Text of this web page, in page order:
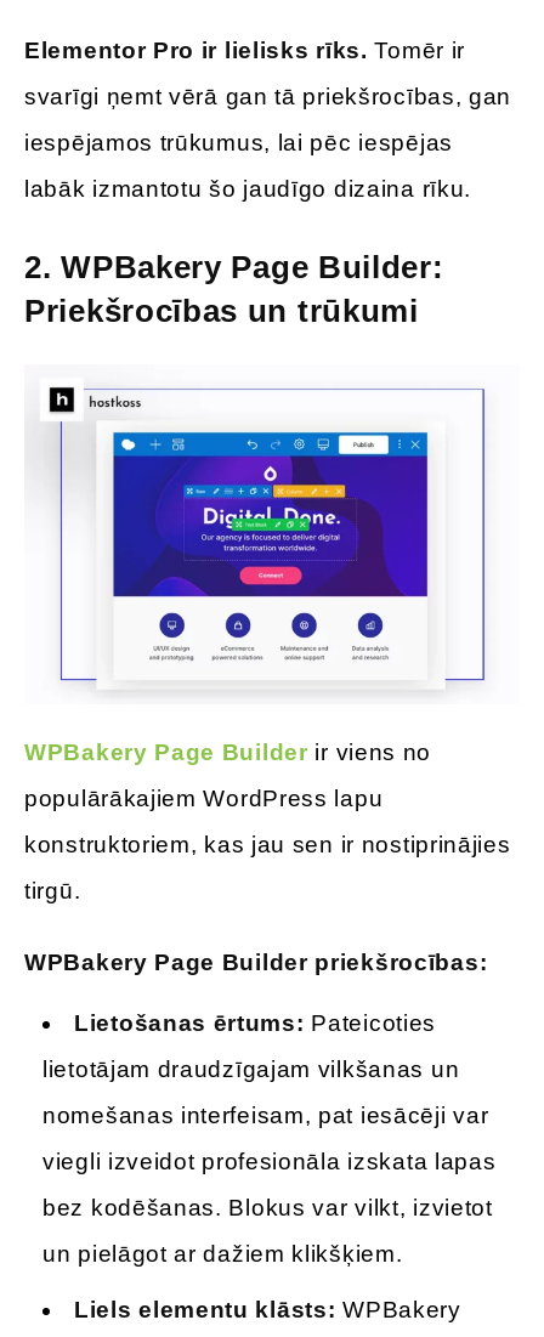
Elementor Pro ir lielisks rīks. Tomēr ir
svarīgi ņemt vērā gan tā priekšrocības, gan
iespējamos trūkumus, lai pēc iespējas
labāk izmantotu šo jaudīgo dizaina rīku.
2.WPBakery Page Builder:
Priekšrocības un trūkumi
WPBakery Page Builder ir viens no
populārākajiem WordPress lapu
konstruktoriem, kas jau sen ir nostiprinājies
tirgū.
WPBakery Page Builder priekšrocības:
Lietošanas ērtums: Pateicoties
lietotājam draudzīgajam vilkšanas un
nomešanas interfeisam, pat iesācēji var
viegli izveidot profesionāla izskata lapas
bez kodēšanas. Blokus var vilkt, izvietot
un pielāgot ar dažiem klikšķiem.
Liels elementu klāsts: WPBakery